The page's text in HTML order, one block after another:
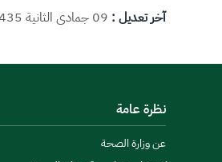
آخر تعديل : 09 جمادى الثانية 1435 هـ 09:26 ص
نظرة عامة
عن وزارة الصحة